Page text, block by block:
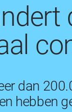
dan
hebben